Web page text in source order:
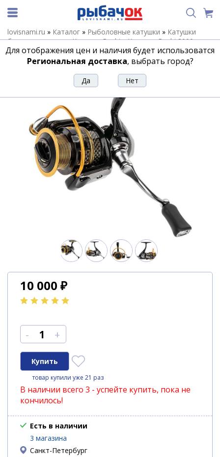
lovisnami.ru » Каталог » Рыболовные катушки » Катушки
безынерционные»Катушки Ryobi»Катушки Ryobi 3000»
Катушка Ryobi Arctica Z 3000
Катушка Ryobi Arctica Z 3000
10 000 ₽
- +
товар купили уже 21 раз
В наличии всего 3 - успейте купить, пока не
кончилось!
Есть в наличии
3 магазина
Санкт-Петербург
Для отображения цен и наличия будет использоватся
Региональная доставка, выбрать город?